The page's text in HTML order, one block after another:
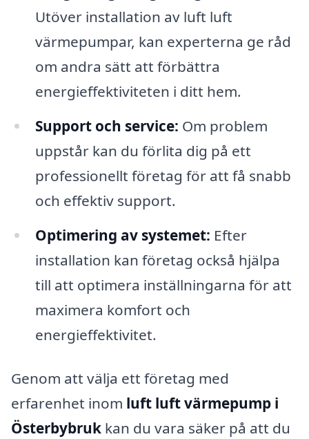
Utöver installation av luft luft
värmepumpar, kan experterna ge råd
om andra sätt att förbättra
energieffektiviteten i ditt hem.
Support och service: Om problem
uppstår kan du förlita dig på ett
professionellt företag för att få snabb
och effektiv support.
Optimering av systemet: Efter
installation kan företag också hjälpa
till att optimera inställningarna för att
maximera komfort och
energieffektivitet.
Genom att välja ett företag med
erfarenhet inom luft luft värmepump i
Österbybruk kan du vara säker på att du